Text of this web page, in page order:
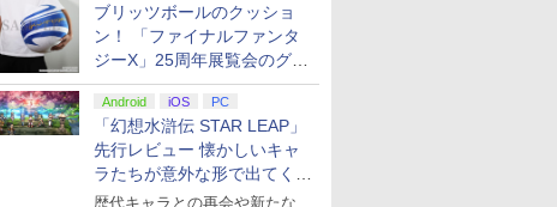
ブリッツボールのクッショ
ン！ 「ファイナルファンタ
ジーX」25周年展覧会のグッ
ズ情報が公開
Android iOS PC
「幻想水滸伝 STAR LEAP」
先行レビュー 懐かしいキャ
ラたちが意外な形で出てくる
シリーズ完全新作！
歴代キャラとの再会や新たな